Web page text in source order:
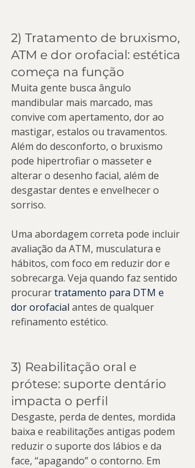
2) Tratamento de bruxismo,
ATM e dor orofacial: estética
começa na função
Muita gente busca ângulo
mandibular mais marcado, mas
convive com apertamento, dor ao
mastigar, estalos ou travamentos.
Além do desconforto, o bruxismo
pode hipertrofiar o masseter e
alterar o desenho facial, além de
desgastar dentes e envelhecer o
sorriso.
Uma abordagem correta pode incluir
avaliação da ATM, musculatura e
hábitos, com foco em reduzir dor e
sobrecarga. Veja quando faz sentido
procurar tratamento para DTM e
dor orofacial antes de qualquer
refinamento estético.
3) Reabilitação oral e
prótese: suporte dentário
impacta o perfil
Desgaste, perda de dentes, mordida
baixa e reabilitações antigas podem
reduzir o suporte dos lábios e da
face, “apagando” o contorno. Em